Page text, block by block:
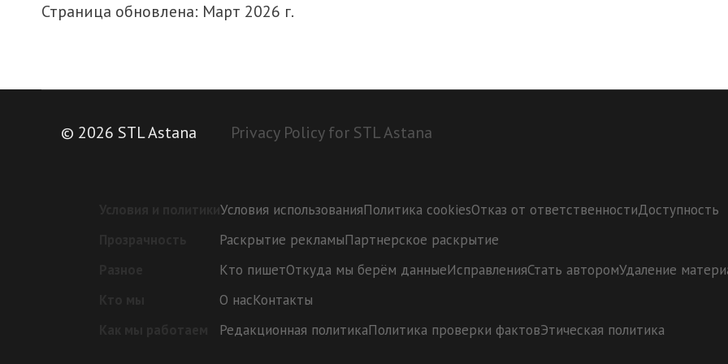
Страница обновлена: Март 2026 г.
© 2026 STL Astana Privacy Policy for STL Astana
Условия использованияПолитика cookiesОтказ от ответственностиДоступность
Раскрытие рекламыПартнерское раскрытие
Кто пишетОткуда мы берём данныеИсправленияСтать авторомУдаление
О насКонтакты
Редакционная политикаПолитика проверки фактовЭтическая политика